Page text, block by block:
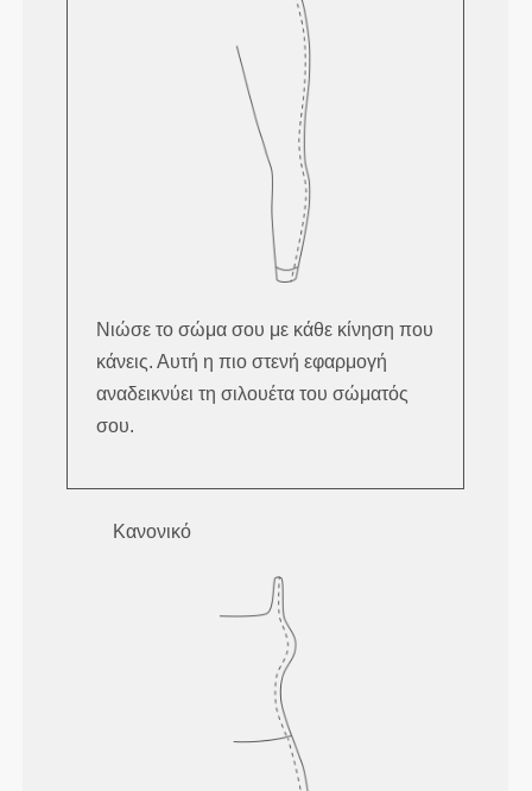
Νιώσε το σώμα σου με κάθε κίνηση που
κάνεις. Αυτή η πιο στενή εφαρμογή
αναδεικνύει τη σιλουέτα του σώματός
σου.
Κανονικό